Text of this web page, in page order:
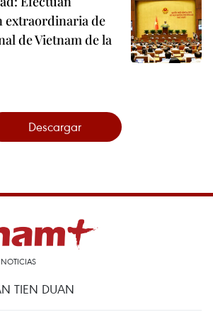
de
de Vietnam de la
Descargar
TIEN DUAN